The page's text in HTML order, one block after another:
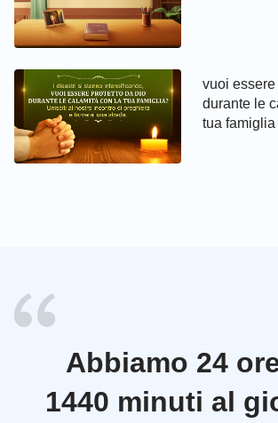
vuoi
durante le
tua famiglia
Abbiamo 24
1440 minuti al